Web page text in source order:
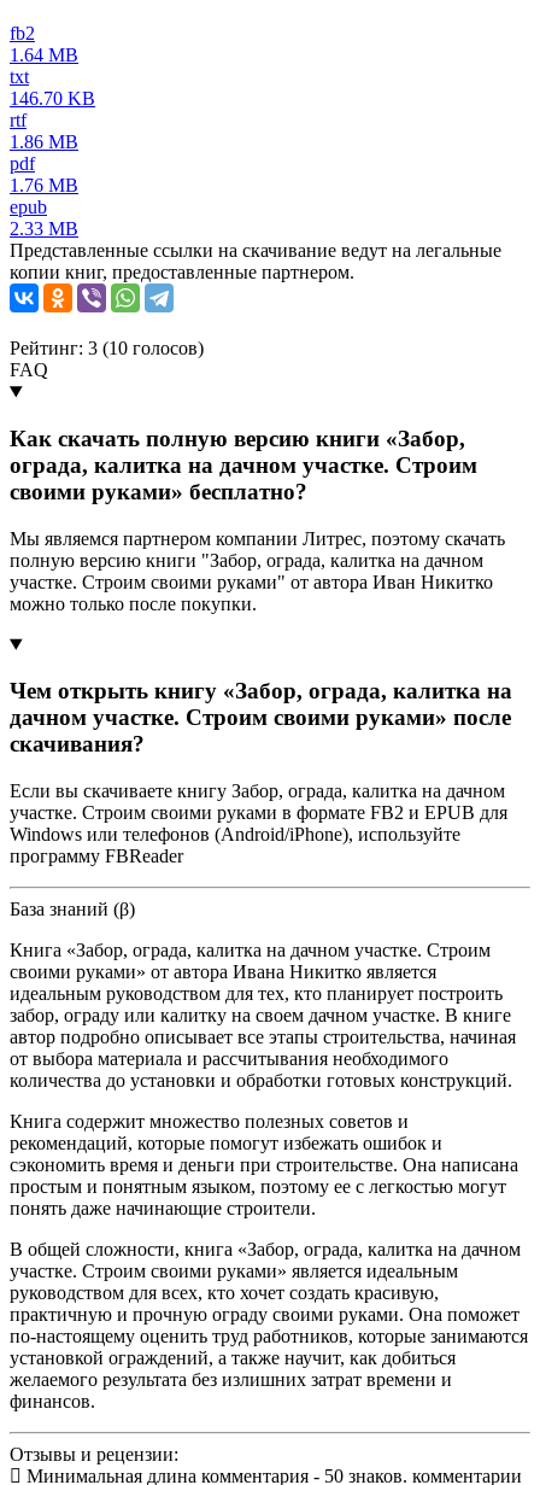
fb2
1.64 MB
txt
146.70 KB
rtf
1.86 MB
pdf
1.76 MB
epub
2.33 MB
Представленные ссылки на скачивание ведут на легальные
копии книг, предоставленные партнером.
Рейтинг: 3 (10 голосов)
FAQ
Как скачать полную версию книги «Забор,
ограда, калитка на дачном участке. Строим
своими руками» бесплатно?
Мы являемся партнером компании Литрес, поэтому скачать
полную версию книги "Забор, ограда, калитка на дачном
участке. Строим своими руками" от автора Иван Никитко
можно только после покупки.
Чем открыть книгу «Забор, ограда, калитка на
дачном участке. Строим своими руками» после
скачивания?
Если вы скачиваете книгу Забор, ограда, калитка на дачном
участке. Строим своими руками в формате FB2 и EPUB для
Windows или телефонов (Android/iPhone), используйте
программу FBReader
База знаний (β)
Книга «Забор, ограда, калитка на дачном участке. Строим
своими руками» от автора Ивана Никитко является
идеальным руководством для тех, кто планирует построить
забор, ограду или калитку на своем дачном участке. В книге
автор подробно описывает все этапы строительства, начиная
от выбора материала и рассчитывания необходимого
количества до установки и обработки готовых конструкций.
Книга содержит множество полезных советов и
рекомендаций, которые помогут избежать ошибок и
сэкономить время и деньги при строительстве. Она написана
простым и понятным языком, поэтому ее с легкостью могут
понять даже начинающие строители.
В общей сложности, книга «Забор, ограда, калитка на дачном
участке. Строим своими руками» является идеальным
руководством для всех, кто хочет создать красивую,
практичную и прочную ограду своими руками. Она поможет
по-настоящему оценить труд работников, которые занимаются
установкой ограждений, а также научит, как добиться
желаемого результата без излишних затрат времени и
финансов.
Отзывы и рецензии:
Минимальная длина комментария - 50 знаков. комментарии